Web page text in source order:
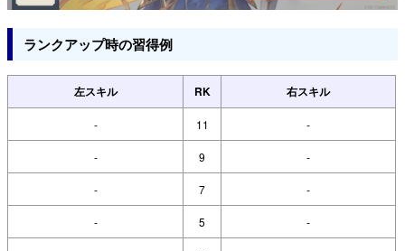
ランクアップ時の習得例
左スキル RK 右スキル
- 11 -
- 9 -
- 7 -
- 5 -